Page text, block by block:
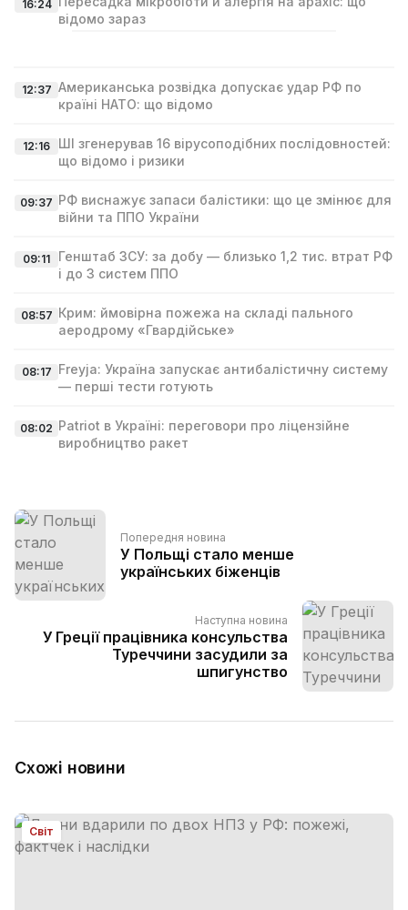
16:24
відомо зараз
12:37 Американська розвідка допускає удар РФ по
країні НАТО: що відомо
12:16
ШІ згенерував 16 вірусоподібних послідовностей:
що відомо і ризики
09:37 РФ виснажує запаси балістики: що це змінює для
війни та ППО України
09:11
Генштаб ЗСУ: за добу — близько 1,2 тис. втрат РФ
і до 3 систем ППО
08:57 Крим: ймовірна пожежа на складі пального
аеродрому «Гвардійське»
08:17 Freyja: Україна запускає антибалістичну систему
— перші тести готують
08:02 Patriot в Україні: переговори про ліцензійне
виробництво ракет
Попередня новина
У Польщі стало менше
українських біженців
Наступна новина
У Греції працівника консульства
Туреччини засудили за
шпигунство
Схожі новини
Світ